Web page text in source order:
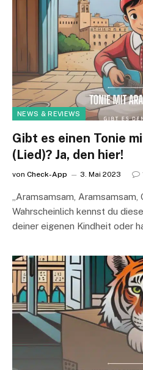
NEWS & REVIEWS
Gibt es einen Tonie
(Lied)? Ja, den hier!
von Check-App 3. Mai 2023
„Aramsamsam,
Wahrscheinlich kennst du
deiner eigenen Kindheit oder